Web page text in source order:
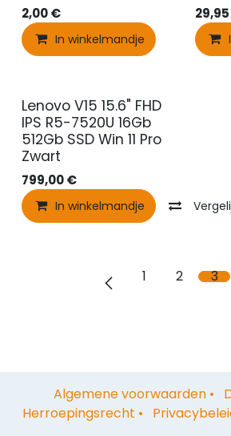
2,00€
In winkelmandje
29,95
Lenovo V15 15.6" FHD
IPS R5-7520U 16Gb
512Gb SSD Win 11 Pro
Zwart
799,00€
In winkelmandje
1 2 3
Algemene voorwaarden •
Herroepingsrecht •